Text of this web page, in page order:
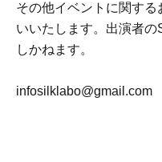
その他イベントに関す
いいたします。出演者
しかねます。
infosilklabo@gmail.com